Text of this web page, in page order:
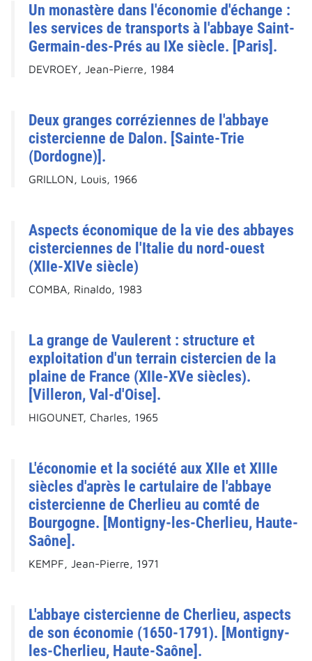
Un monastère dans l'économie d'échange :
les services de transports à l'abbaye Saint-
Germain-des-Prés au IXe siècle. [Paris].
DEVROEY, Jean-Pierre, 1984
Deux granges corréziennes de l'abbaye
cistercienne de Dalon. [Sainte-Trie
(Dordogne)].
GRILLON, Louis, 1966
Aspects économique de la vie des abbayes
cisterciennes de l'Italie du nord-ouest
(XIIe-XIVe siècle)
COMBA, Rinaldo, 1983
La grange de Vaulerent : structure et
exploitation d'un terrain cistercien de la
plaine de France (XIIe-XVe siècles).
[Villeron, Val-d'Oise].
HIGOUNET, Charles, 1965
L'économie et la société aux XIIe et XIIIe
siècles d'après le cartulaire de l'abbaye
cistercienne de Cherlieu au comté de
Bourgogne. [Montigny-les-Cherlieu, Haute-
Saône].
KEMPF, Jean-Pierre, 1971
L'abbaye cistercienne de Cherlieu, aspects
de son économie (1650-1791). [Montigny-
les-Cherlieu, Haute-Saône].